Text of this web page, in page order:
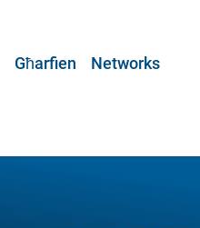
Għarfien Networks